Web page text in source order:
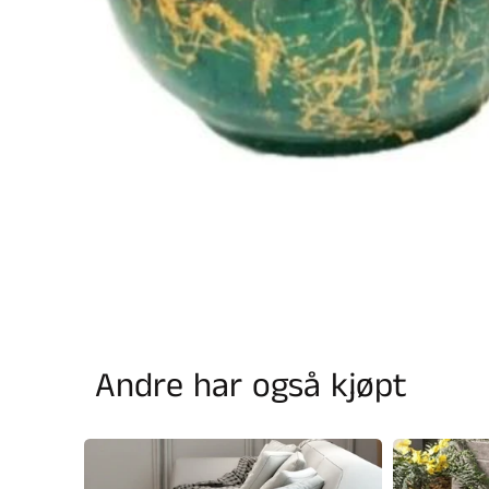
Andre har også kjøpt